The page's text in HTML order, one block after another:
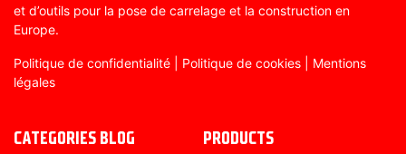
et d’outils pour la pose de carrelage et la construction en
Europe.
Politique de confidentialité Politique de cookies
Mentions
légales
CATEGORIES BLOG PRODUCTS